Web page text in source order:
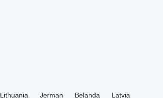
Lithuania Jerman Belanda
Latvia